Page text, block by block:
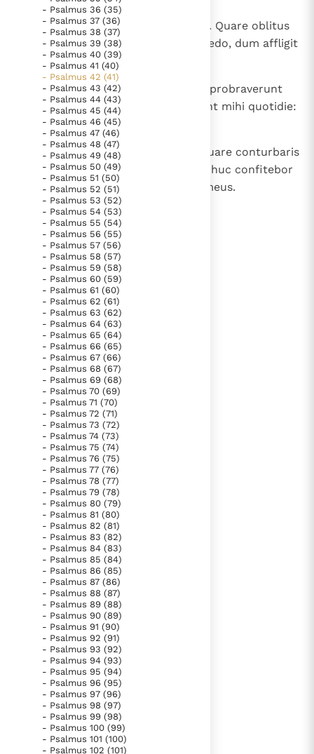
- Psalmus 36 (35)
- Psalmus 37 (36)
- Psalmus 38 (37)
- Psalmus 39 (38)
- Psalmus 40 (39)
- Psalmus 41 (40)
- Psalmus 42 (41)
- Psalmus 43 (42)
- Psalmus 44 (43)
- Psalmus 45 (44)
- Psalmus 46 (45)
- Psalmus 47 (46)
- Psalmus 48 (47)
- Psalmus 49 (48)
- Psalmus 50 (49)
- Psalmus 51 (50)
- Psalmus 52 (51)
- Psalmus 53 (52)
- Psalmus 54 (53)
- Psalmus 55 (54)
- Psalmus 56 (55)
- Psalmus 57 (56)
- Psalmus 58 (57)
- Psalmus 59 (58)
- Psalmus 60 (59)
- Psalmus 61 (60)
- Psalmus 62 (61)
- Psalmus 63 (62)
- Psalmus 64 (63)
- Psalmus 65 (64)
- Psalmus 66 (65)
- Psalmus 67 (66)
- Psalmus 68 (67)
- Psalmus 69 (68)
- Psalmus 70 (69)
- Psalmus 71 (70)
- Psalmus 72 (71)
- Psalmus 73 (72)
- Psalmus 74 (73)
- Psalmus 75 (74)
- Psalmus 76 (75)
- Psalmus 77 (76)
- Psalmus 78 (77)
- Psalmus 79 (78)
- Psalmus 80 (79)
- Psalmus 81 (80)
- Psalmus 82 (81)
- Psalmus 83 (82)
- Psalmus 84 (83)
- Psalmus 85 (84)
- Psalmus 86 (85)
- Psalmus 87 (86)
- Psalmus 88 (87)
- Psalmus 89 (88)
- Psalmus 90 (89)
- Psalmus 91 (90)
- Psalmus 92 (91)
- Psalmus 93 (92)
- Psalmus 94 (93)
- Psalmus 95 (94)
- Psalmus 96 (95)
- Psalmus 97 (96)
- Psalmus 98 (97)
- Psalmus 99 (98)
- Psalmus 100 (99)
- Psalmus 101 (100)
- Psalmus 102 (101)
Dicam Deo: " Susceptor meus es. Quare oblitus
es mei, et quare contristatus incedo, dum affligit
me inimicus? ".
Dum confringuntur ossa mea, exprobraverunt
mihi, qui tribulant me, dum dicunt mihi quotidie:
" Ubi est Deus tuus? ". -
Quare tristis es, anima mea, et quare conturbaris
in me? Spera in Deo, quoniam adhuc confitebor
illi, salutare vultus mei et Deus meus.
lees verder